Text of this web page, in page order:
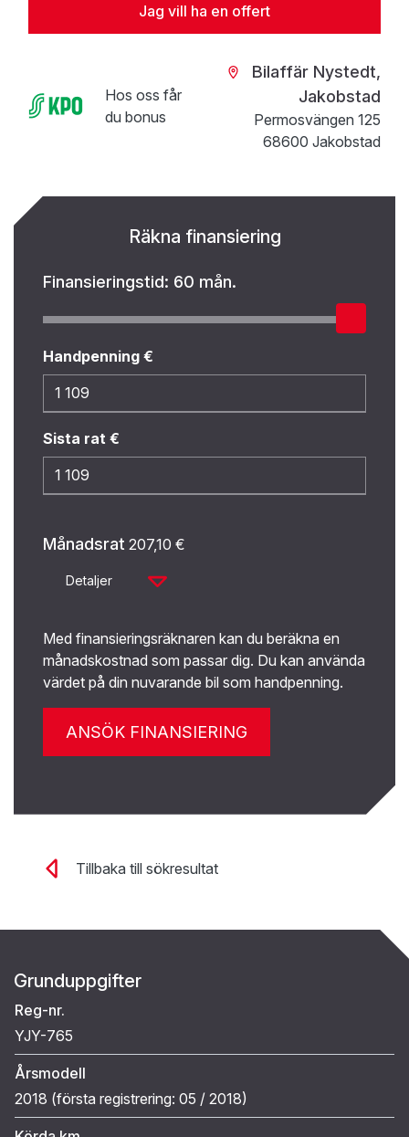
Jag vill ha en offert
Hos oss får
du bonus
Bilaffär Nystedt,
Jakobstad
Permosvängen 125
68600 Jakobstad
Räkna finansiering
Finansieringstid: 60 mån.
Handpenning €
Sista rat €
Månadsrat 207,10 €
Detaljer
Med finansieringsräknaren kan du beräkna en
månadskostnad som passar dig. Du kan använda
värdet på din nuvarande bil som handpenning.
ANSÖK FINANSIERING
Tillbaka till sökresultat
Grunduppgifter
Reg-nr.
YJY-765
Årsmodell
2018 (första registrering: 05 / 2018)